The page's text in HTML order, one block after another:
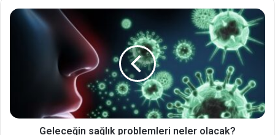
Geleceğin sağlık problemleri neler olacak?